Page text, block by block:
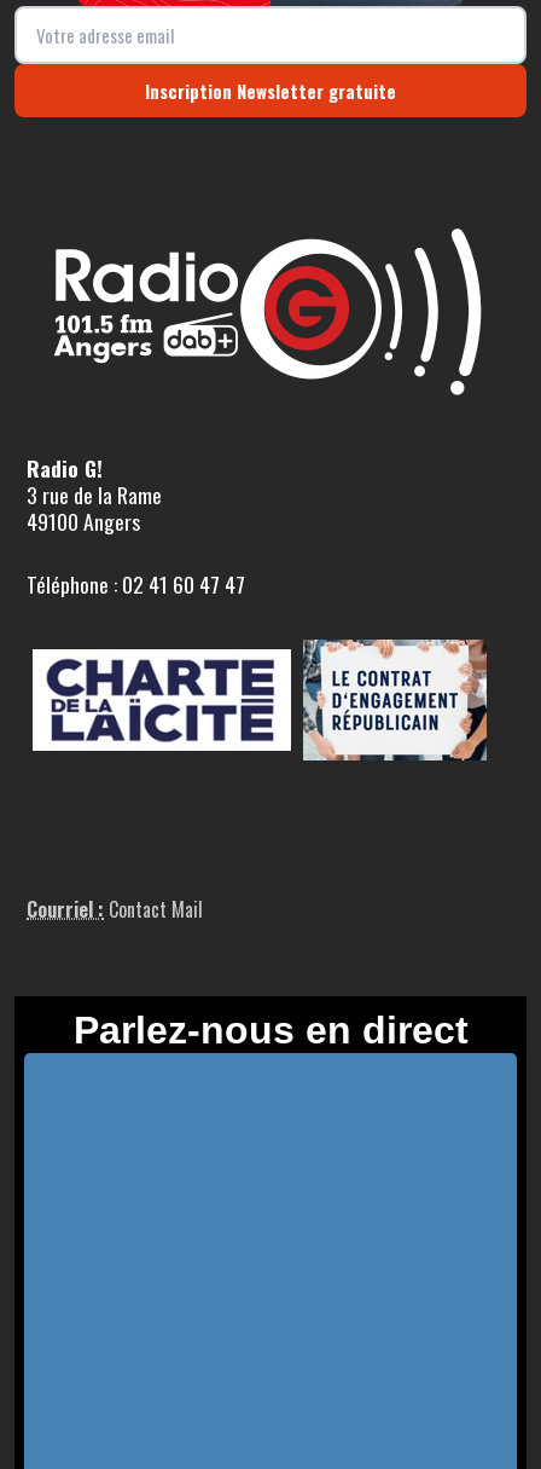
Inscription Newsletter gratuite
Radio G!
3 rue de la Rame
49100 Angers
Téléphone : 02 41 60 47 47
Courriel : Contact Mail